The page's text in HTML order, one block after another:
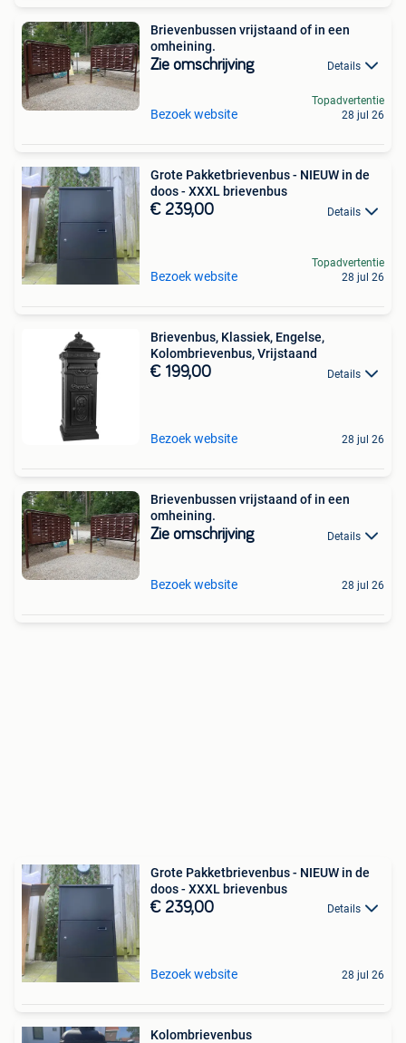
Brievenbussen vrijstaand of in een
omheining.
Zie omschrijving Details
Bezoek website
Topadvertentie
28 jul 26
Grote Pakketbrievenbus - NIEUW in de
doos - XXXL brievenbus
€ 239,00 Details
Bezoek website
Topadvertentie
28 jul 26
Brievenbus, Klassiek, Engelse,
Kolombrievenbus, Vrijstaand
€ 199,00 Details
Bezoek website 28 jul 26
Brievenbussen vrijstaand of in een
omheining.
Zie omschrijving Details
Bezoek website 28 jul 26
Grote Pakketbrievenbus - NIEUW in de
doos - XXXL brievenbus
€ 239,00 Details
Bezoek website 28 jul 26
Kolombrievenbus